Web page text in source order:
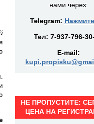
нами через:
Telegram:
Тел: 7-937-796-
E-mail:
НЕ ПРОПУСТИТЕ:
ЦЕНА НА